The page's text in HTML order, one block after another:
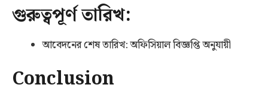
গুরুত্বপূর্ণ তারিখ:
আবেদনের শেষ তারিখ: অফিসিয়াল বিজ্ঞপ্তি অনুযায়ী
Conclusion